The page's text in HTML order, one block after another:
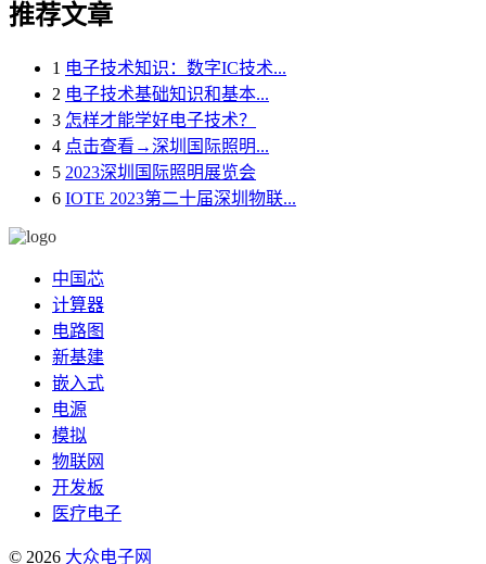
推荐文章
1 电子技术知识：数字IC技术...
2 电子技术基础知识和基本...
3 怎样才能学好电子技术？
4 点击查看→深圳国际照明...
5 2023深圳国际照明展览会
6 IOTE 2023第二十届深圳物联...
中国芯
计算器
电路图
新基建
嵌入式
电源
模拟
物联网
开发板
医疗电子
© 2026 大众电子网